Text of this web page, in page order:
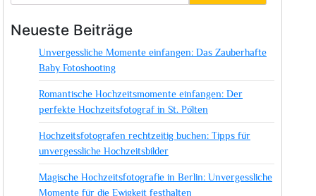
Neueste Beiträge
Unvergessliche Momente einfangen: Das Zauberhafte
Baby Fotoshooting
Romantische Hochzeitsmomente einfangen: Der
perfekte Hochzeitsfotograf in St. Pölten
Hochzeitsfotografen rechtzeitig buchen: Tipps für
unvergessliche Hochzeitsbilder
Magische Hochzeitsfotografie in Berlin: Unvergessliche
Momente für die Ewigkeit festhalten